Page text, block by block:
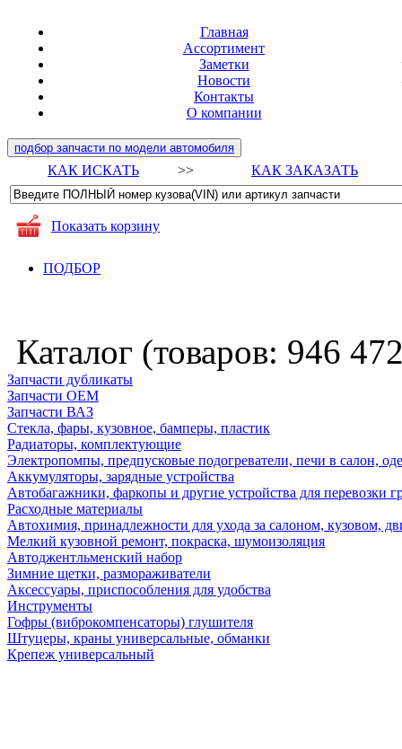
Главная
Ассортимент
Заметки
Новости
Контакты
О компании
подбор запчасти по модели автомобиля
КАК ИСКАТЬ >> КАК ЗАКАЗАТЬ
Показать корзину
ПОДБОР
Каталог (товаров: 946
Запчасти дубликаты
Запчасти ОЕМ
Запчасти ВАЗ
Стекла, фары, кузовное, бамперы, пластик
Радиаторы, комплектующие
Электропомпы, предпусковые подогреватели, печи в салон,
Аккумуляторы, зарядные устройства
Автобагажники, фаркопы и другие устройства для перевозки
Расходные материалы
Автохимия, принадлежности для ухода за салоном, кузовом,
Мелкий кузовной ремонт, покраска, шумоизоляция
Автоджентльменский набор
Зимние щетки, размораживатели
Аксессуары, приспособления для удобства
Инструменты
Гофры (виброкомпенсаторы) глушителя
Штуцеры, краны универсальные, обманки
Крепеж универсальный